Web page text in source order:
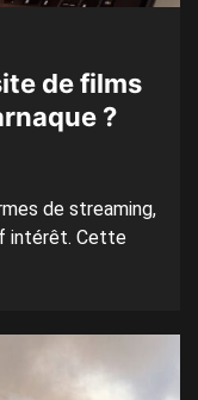
de films
?
de streaming,
intérêt. Cette